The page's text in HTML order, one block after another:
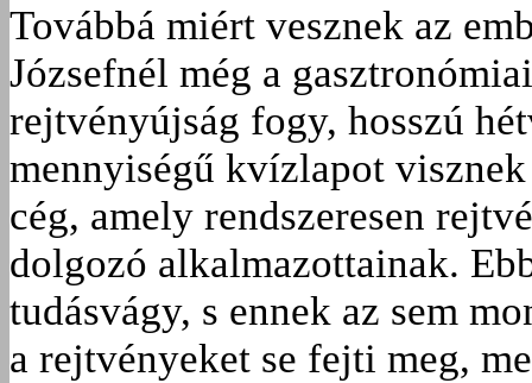
Továbbá miért vesznek az
Józsefnél még a
rejtvényújság fogy, hosszú
mennyiségű kvízlapot
cég, amely rendszeresen
dolgozó alkalmazottainak.
tudásvágy, s ennek az sem
a rejtvényeket se fejti meg,